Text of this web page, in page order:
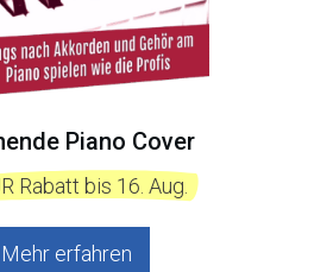
Piano Cover
Rabatt bis 16. Aug.
Mehr erfahren